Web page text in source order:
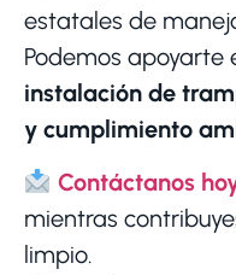
estatales de
Podemos apoyarte
instalación de
y cumplimiento
Contáctanos
mientras
limpio.